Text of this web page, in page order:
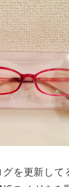
を更新して